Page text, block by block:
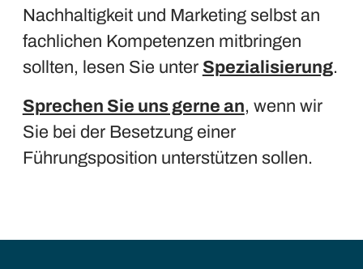
Nachhaltigkeit und Marketing selbst an
fachlichen Kompetenzen mitbringen
sollten, lesen Sie unter Spezialisierung.
Sprechen Sie uns gerne an, wenn wir
Sie bei der Besetzung einer
Führungsposition unterstützen sollen.